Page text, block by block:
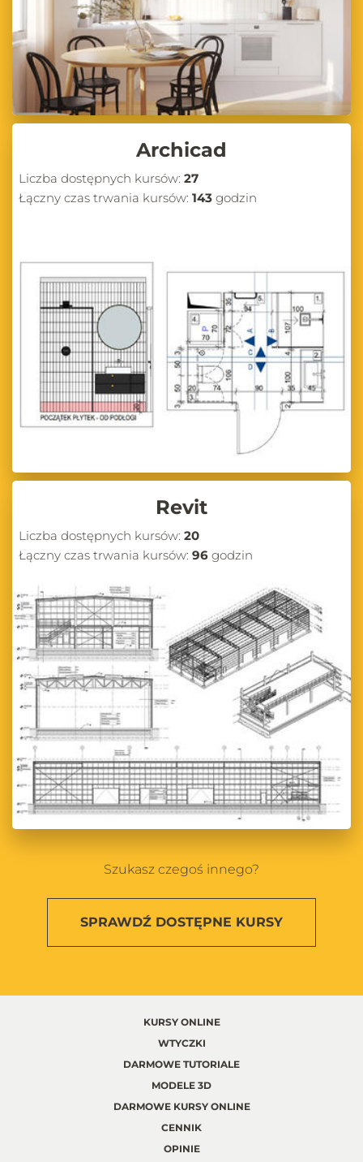
Archicad
Liczba dostępnych kursów: 27
Łączny czas trwania kursów: 143 godzin
Revit
Liczba dostępnych kursów: 20
Łączny czas trwania kursów: 96 godzin
Szukasz czegoś innego?
SPRAWDŹ DOSTĘPNE KURSY
KURSY ONLINE
WTYCZKI
DARMOWE TUTORIALE
MODELE 3D
DARMOWE KURSY ONLINE
CENNIK
OPINIE